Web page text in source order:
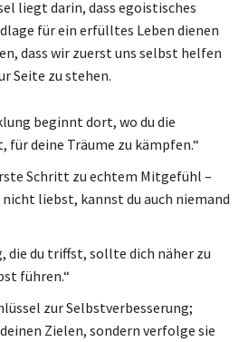
liegt darin, dass egoistisches
für ein erfülltes Leben dienen
dass wir zuerst uns selbst helfen
Seite zu stehen.
beginnt dort, wo du die
für deine Träume zu kämpfen.“
Schritt zu echtem Mitgefühl –
liebst, kannst du auch niemand
die du triffst, sollte dich näher zu
führen.“
zur Selbstverbesserung;
Zielen, sondern verfolge sie